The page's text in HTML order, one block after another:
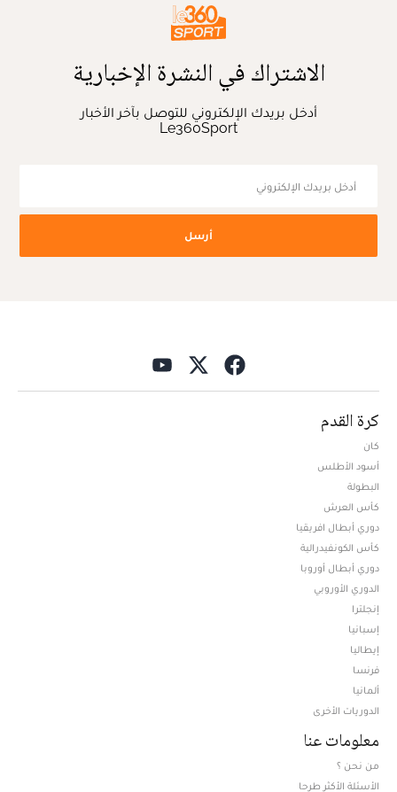
الاشتراك في النشرة الإخبارية
أدخل بريدك الإلكتروني للتوصل بآخر الأخبار
Le360Sport
أرسل
كرة القدم
كان
أسود الأطلس
البطولة
كأس العرش
دوري أبطال افريقيا
كأس الكونفيدرالية
دوري أبطال أوروبا
الدوري الأوروبي
إنجلترا
إسبانيا
إيطاليا
فرنسا
ألمانيا
الدوريات الأخرى
معلومات عنا
من نحن ؟
الأسئلة الأكثر طرحا